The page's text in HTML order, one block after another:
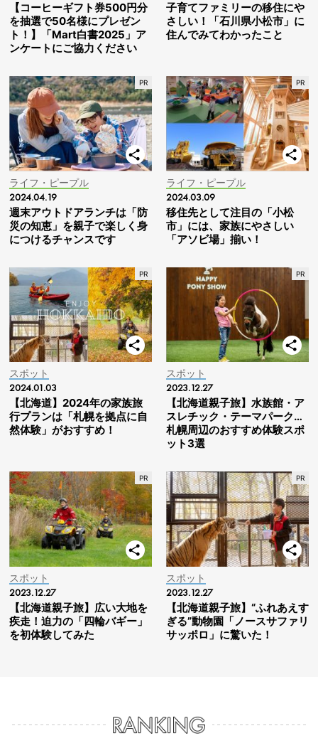
【コーヒーギフト券500円分
を抽選で50名様にプレゼン
ト！】「Mart白書2025」ア
ンケートにご協力ください
子育てファミリーの移住にや
さしい！「石川県小松市」に
住んでみてわかったこと
ライフ・ピープル
2024.04.19
週末アウトドアランチは「防
災の知恵」を親子で楽しく身
につけるチャンスです
ライフ・ピープル
2024.03.09
移住先として注目の「小松
市」には、家族にやさしい
「アソビ場」揃い！
スポット
2024.01.03
【北海道】2024年の家族旅
行プランは「札幌を拠点に自
然体験」がおすすめ！
スポット
2023.12.27
【北海道親子旅】水族館・ア
スレチック・テーマパーク…
札幌周辺のおすすめ体験スポ
ット3選
スポット
2023.12.27
【北海道親子旅】広い大地を
疾走！迫力の「四輪バギー」
を初体験してみた
スポット
2023.12.27
【北海道親子旅】“ふれあえす
ぎる”動物園「ノースサファリ
サッポロ」に驚いた！